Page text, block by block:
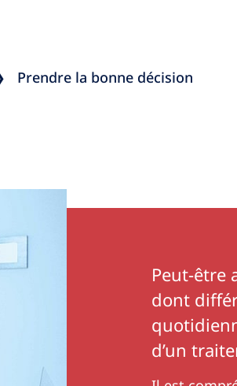
Prendre la bonne décision
Peut-être
dont
d’un